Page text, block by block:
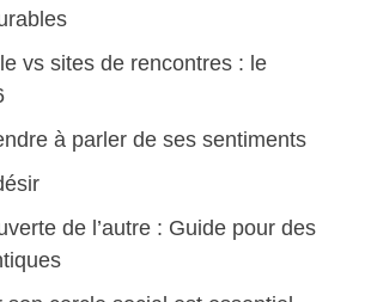
vs sites de rencontres : le
à parler de ses sentiments
de l’autre : Guide pour des